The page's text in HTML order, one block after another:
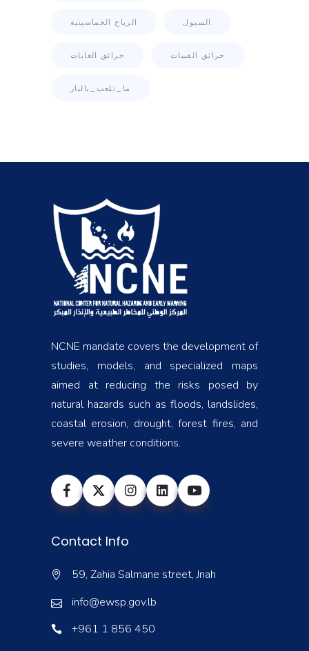
الرياح الخماسينية السيول
حرائق الغابات حرائق القبيات
ما_تلعب_بالنار
NCNE mandate covers the development of
studies, models, and specialized maps
aimed at reducing the risks posed by
natural hazards such as floods, landslides,
coastal erosion, drought, forest fires, and
severe weather conditions.
Contact Info
59, Zahia Salmane street, Jnah
info@ewsp.gov.lb
+961 1 856 450